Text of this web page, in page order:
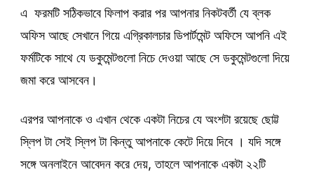
এ ফরমটি সঠিকভাবে ফিলাপ করার পর আপনার নিকটবর্তী যে ব্লক
অফিস আছে সেখানে গিয়ে এগ্রিকালচার ডিপার্টমেন্ট অফিসে আপনি এই
ফর্মটিকে সাথে যে ডকুমেন্টগুলো নিচে দেওয়া আছে সে ডকুমেন্টগুলো দিয়ে
জমা করে আসবেন।
এরপর আপনাকে ও এখান থেকে একটা নিচের যে অংশটা রয়েছে ছোট্ট
স্লিপ টা সেই স্লিপ টা কিন্তু আপনাকে কেটে দিয়ে দিবে । যদি সঙ্গে
সঙ্গে অনলাইনে আবেদন করে দেয়, তাহলে আপনাকে একটা ২২টি